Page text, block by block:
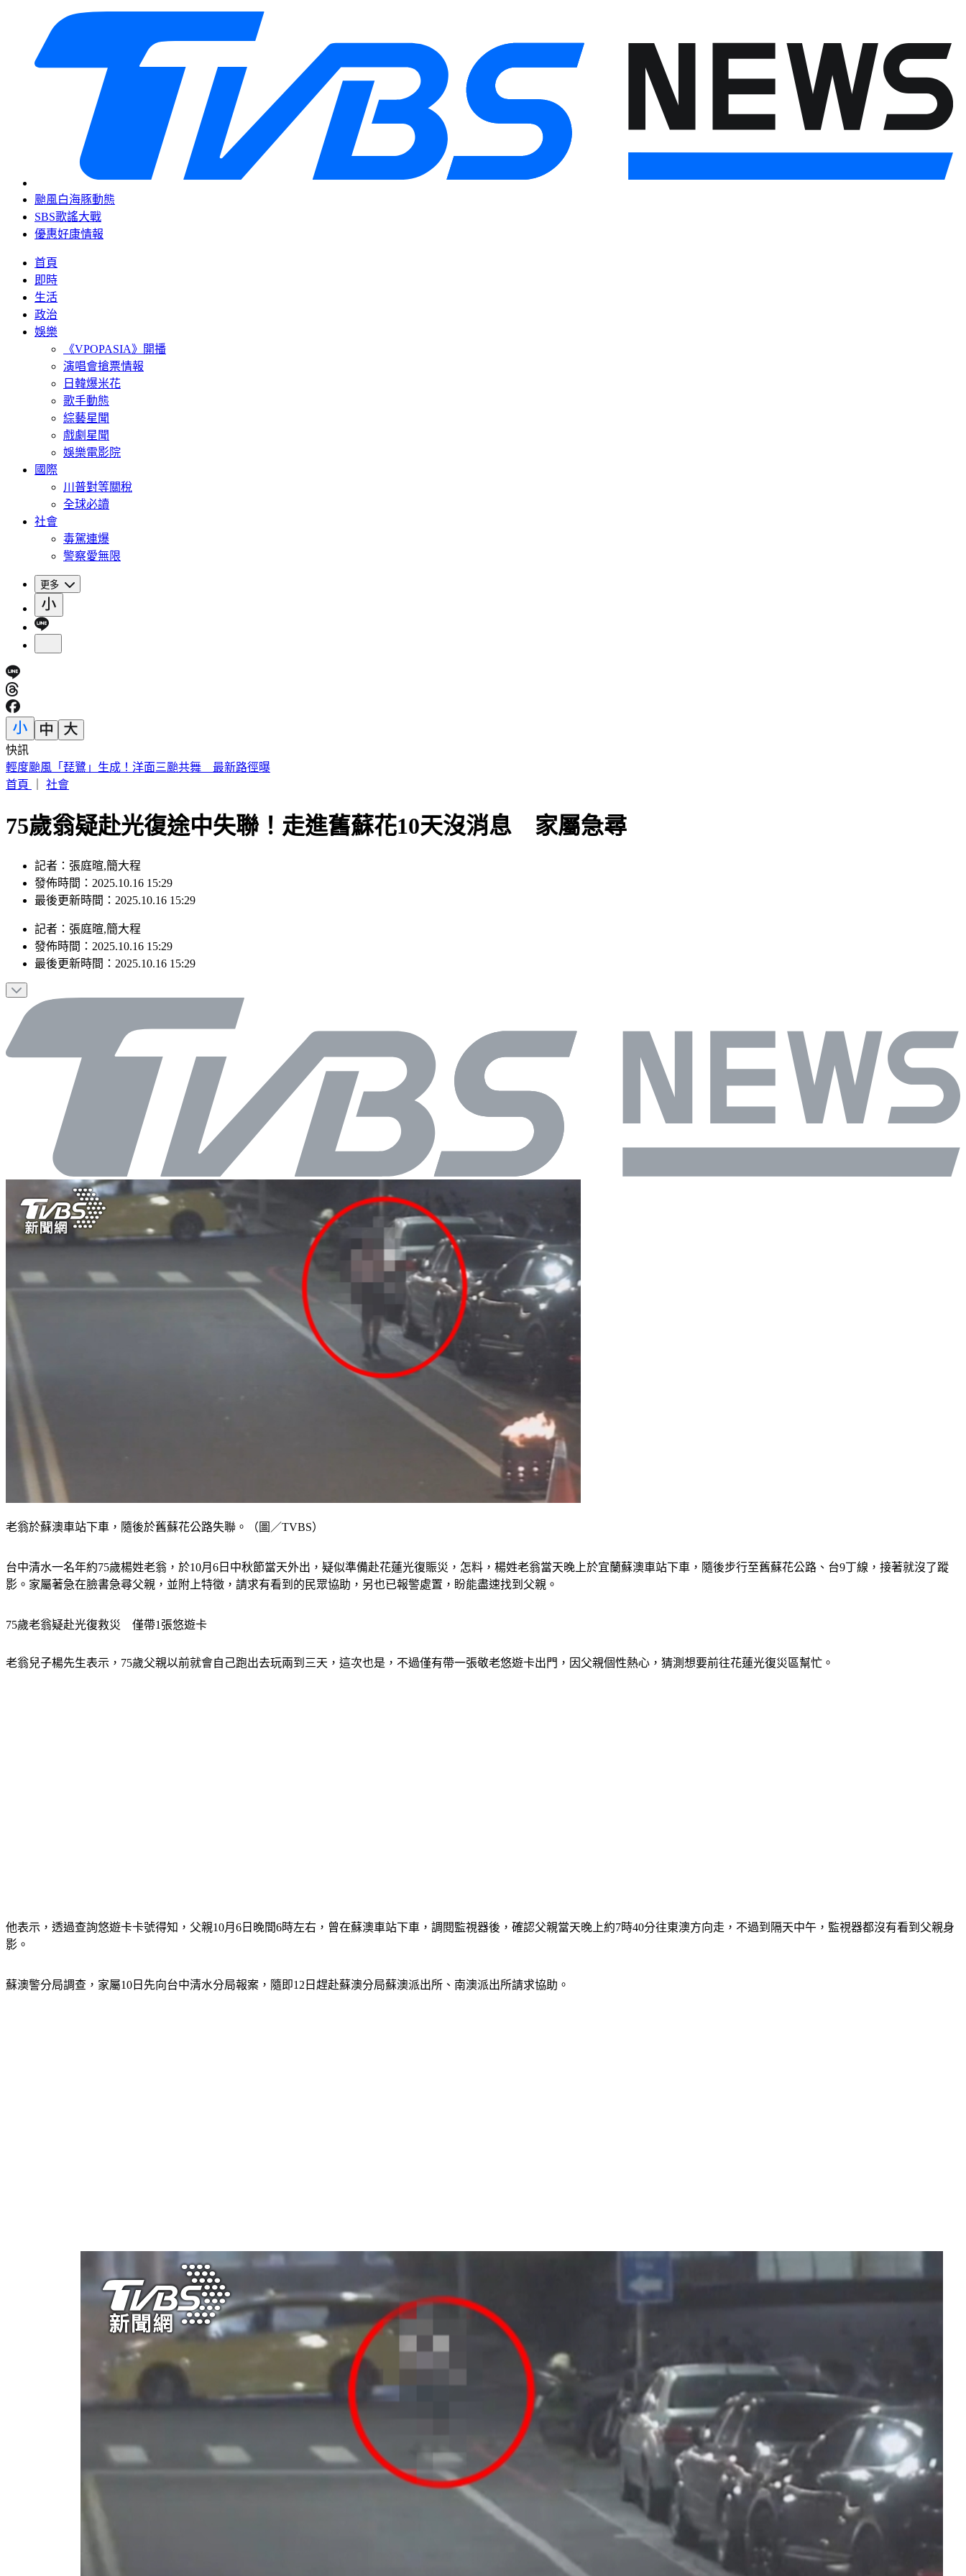
颱風白海豚動態
SBS歌謠大戰
優惠好康情報
首頁
即時
生活
政治
娛樂
《VPOPASIA》開播
演唱會搶票情報
日韓爆米花
歌手動態
綜藝星聞
戲劇星聞
娛樂電影院
國際
川普對等關稅
全球必讀
社會
毒駕連爆
警察愛無限
更多
快訊
輕度颱風「琵鷺」生成！洋面三颱共舞 最新路徑曝
首頁
社會
75歲翁疑赴光復途中失聯！走進舊蘇花10天沒消息 家屬急尋
記者：張庭暄,簡大程
發佈時間：2025.10.16 15:29
最後更新時間：2025.10.16 15:29
記者 ： 張庭暄,簡大程
發佈時間： 2025.10.16 15:29
最後更新時間： 2025.10.16 15:29
老翁於蘇澳車站下車，隨後於舊蘇花公路失聯。（圖／TVBS）
台中清水一名年約75歲楊姓老翁，於10月6日中秋節當天外出，疑似準備赴花蓮光復賑災，怎料，楊姓老翁當天晚上於宜蘭蘇澳車站下車，隨後步行至舊蘇花公路、台9丁線，接著就沒了蹤
影。家屬著急在臉書急尋父親，並附上特徵，請求有看到的民眾協助，另也已報警處置，盼能盡速找到父親。
75歲老翁疑赴光復救災　僅帶1張悠遊卡
老翁兒子楊先生表示，75歲父親以前就會自己跑出去玩兩到三天，這次也是，不過僅有帶一張敬老悠遊卡出門，因父親個性熱心，猜測想要前往花蓮光復災區幫忙。
他表示，透過查詢悠遊卡卡號得知，父親10月6日晚間6時左右，曾在蘇澳車站下車，調閱監視器後，確認父親當天晚上約7時40分往東澳方向走，不過到隔天中午，監視器都沒有看到父親身
影。
蘇澳警分局調查，家屬10日先向台中清水分局報案，隨即12日趕赴蘇澳分局蘇澳派出所、南澳派出所請求協助。